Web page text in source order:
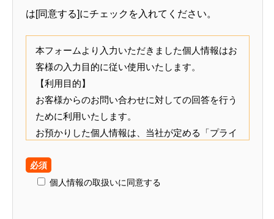
は[同意する]にチェックを入れてください。
本フォームより入力いただきました個人情報はお
客様の入力目的に従い使用いたします。
【利用目的】
お客様からのお問い合わせに対しての回答を行う
ために利用いたします。
お預かりした個人情報は、当社が定める「プライ
す。
当社は、お客様ご本人から事前の同意、承諾を得
必須
個人情報の取扱いに同意する